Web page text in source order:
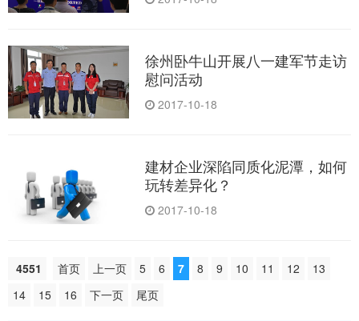
徐州卧牛山开展八一建军节走访
慰问活动
2017-10-18
建材企业深陷同质化泥潭，如何
玩转差异化？
2017-10-18
4551 首页 上一页 5 6 7 8 9 10 11 12
13
14
15 16 下一页 尾页